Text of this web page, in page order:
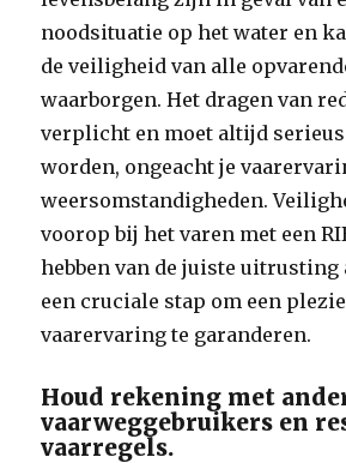
noodsituatie op het water en
de veiligheid van alle
waarborgen. Het dragen van
verplicht en moet altijd
worden, ongeacht je
weersomstandigheden.
voorop bij het varen met een
hebben van de juiste uitrusting
een cruciale stap om een
vaarervaring te garanderen.
Houd rekening met
vaarweggebruikers en
vaarregels.